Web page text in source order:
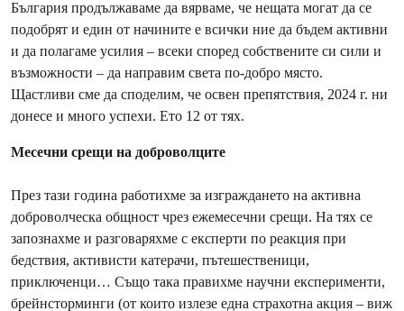
България продължаваме да вярваме, че нещата могат да се
подобрят и един от начините е всички ние да бъдем активни
и да полагаме усилия – всеки според собствените си сили и
възможности – да направим света по-добро място.
Щастливи сме да споделим, че освен препятствия, 2024 г. ни
донесе и много успехи. Ето 12 от тях.
Месечни срещи на доброволците
През тази година работихме за изграждането на активна
доброволческа общност чрез ежемесечни срещи. На тях се
запознахме и разговаряхме с експерти по реакция при
бедствия, активисти катерачи, пътешественици,
приключенци… Също така правихме научни експерименти,
брейнсторминги (от които излезе една страхотна акция – виж